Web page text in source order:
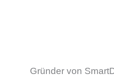
Gründer von